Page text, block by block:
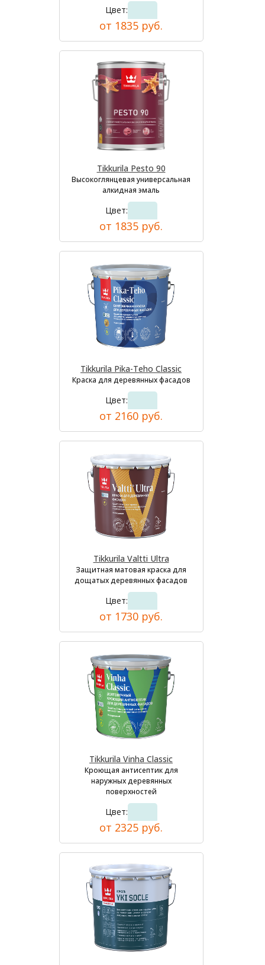
Цвет:
от 1835 руб.
Tikkurila Pesto 90
Высокоглянцевая универсальная
алкидная эмаль
Цвет:
от 1835 руб.
Tikkurila Pika-Teho Classic
Краска для деревянных фасадов
Цвет:
от 2160 руб.
Tikkurila Valtti Ultra
Защитная матовая краска для
дощатых деревянных фасадов
Цвет:
от 1730 руб.
Tikkurila Vinha Classic
Кроющая антисептик для
наружных деревянных
поверхностей
Цвет:
от 2325 руб.